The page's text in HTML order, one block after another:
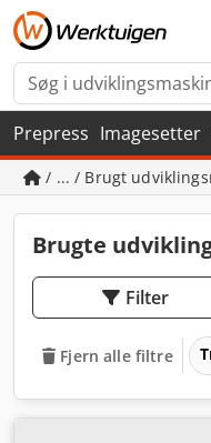
Prepress Imagesetter
/ ... / Brugt
Brugte
Filter
Fjern alle filtre